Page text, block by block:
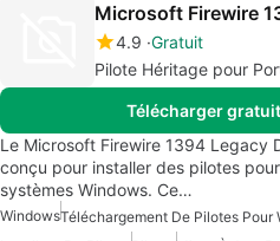
Microsoft Firewire
4.9 Gratuit
Pilote Héritage pour
Télécharger
Le Microsoft Firewire 1394 Legacy
conçu pour installer des pilotes
systèmes Windows. Ce…
Windows